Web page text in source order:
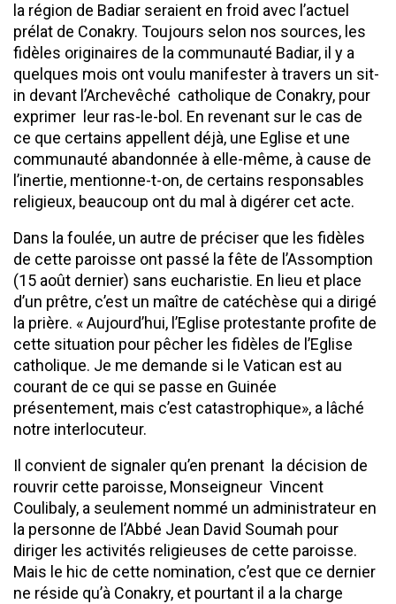
la région de Badiar seraient en froid avec l’actuel
prélat de Conakry. Toujours selon nos sources, les
fidèles originaires de la communauté Badiar, il y a
quelques mois ont voulu manifester à travers un sit-
in devant l’Archevêché catholique de Conakry, pour
exprimer leur ras-le-bol. En revenant sur le cas de
ce que certains appellent déjà, une Eglise et une
communauté abandonnée à elle-même, à cause de
l’inertie, mentionne-t-on, de certains responsables
religieux, beaucoup ont du mal à digérer cet acte.
Dans la foulée, un autre de préciser que les fidèles
de cette paroisse ont passé la fête de l’Assomption
(15 août dernier) sans eucharistie. En lieu et place
d’un prêtre, c’est un maître de catéchèse qui a dirigé
la prière. « Aujourd’hui, l’Eglise protestante profite de
cette situation pour pêcher les fidèles de l’Eglise
catholique. Je me demande si le Vatican est au
courant de ce qui se passe en Guinée
présentement, mais c’est catastrophique», a lâché
notre interlocuteur.
Il convient de signaler qu’en prenant la décision de
rouvrir cette paroisse, Monseigneur Vincent
Coulibaly, a seulement nommé un administrateur en
la personne de l’Abbé Jean David Soumah pour
diriger les activités religieuses de cette paroisse.
Mais le hic de cette nomination, c’est que ce dernier
ne réside qu’à Conakry, et pourtant il a la charge